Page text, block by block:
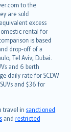
to the
are sold
excess
rental for
is based
drop-off of a
Tel Aviv, Dubai.
and 6 berth
daily rate for SCDW
and $36 for
travel in sanctioned
and restricted